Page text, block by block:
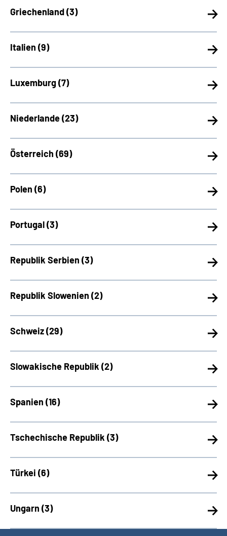
Griechenland (3)
Italien (9)
Luxemburg (7)
Niederlande (23)
Österreich (69)
Polen (6)
Portugal (3)
Republik Serbien (3)
Republik Slowenien (2)
Schweiz (29)
Slowakische Republik (2)
Spanien (16)
Tschechische Republik (3)
Türkei (6)
Ungarn (3)